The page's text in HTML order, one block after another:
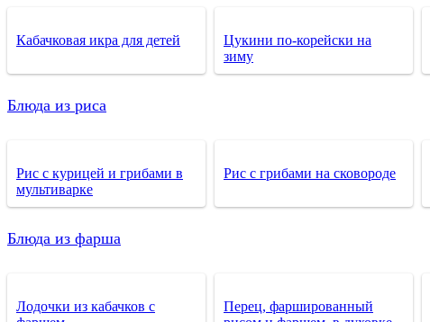
Кабачковая икра для детей
Цукини по-корейски на
зиму
Блюда из риса
Рис с курицей и грибами в
мультиварке
Рис с грибами на сковороде
Блюда из фарша
Лодочки из кабачков с
Перец, фаршированный